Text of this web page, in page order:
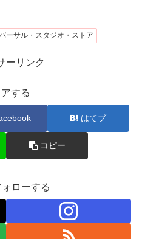
ーサル・スタジオ・ストア
ーリンク
する
はてブ
コピー
ローする